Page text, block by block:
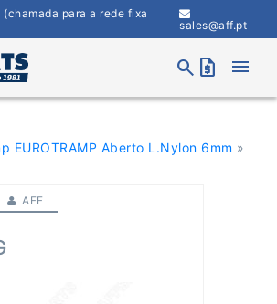
(chamada para a rede fixa
sales@aff.pt
search request_quote menu
EUROTRAMP Aberto L.Nylon 6mm »
AFF